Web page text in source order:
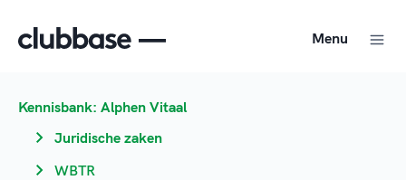
Menu
Kennisbank: Alphen Vitaal
Juridische zaken
WBTR